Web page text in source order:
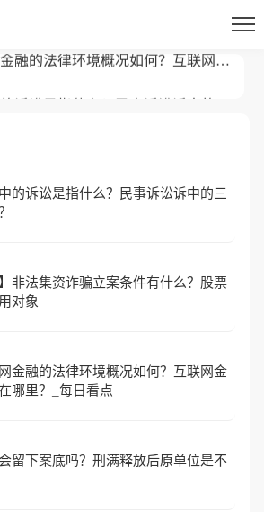
象
融的法律环境概况如何？互联网金
的诉讼是指什么？民事诉讼诉中的三
非法集资诈骗立案条件有什么？股票
对象
金融的法律环境概况如何？互联网金
哪里？_每日看点
留下案底吗？刑满释放后原单位是不